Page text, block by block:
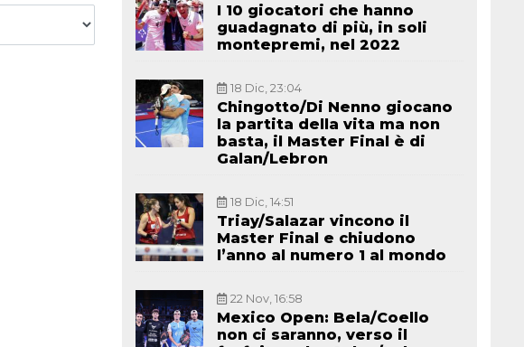
I 10 giocatori che hanno
guadagnato di più, in soli
montepremi, nel 2022
18 Dic, 23:04
Chingotto/Di Nenno giocano
la partita della vita ma non
basta, il Master Final è di
Galan/Lebron
18 Dic, 14:51
Triay/Salazar vincono il
Master Final e chiudono
l’anno al numero 1 al mondo
22 Nov, 16:58
Mexico Open: Bela/Coello
non ci saranno, verso il